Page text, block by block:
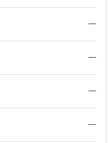
—
—
—
—